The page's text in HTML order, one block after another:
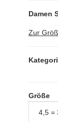
Damen
Zur
Größe